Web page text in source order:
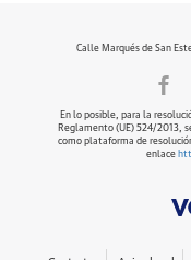
Calle Marqués de San
En lo posible, para la
Reglamento (UE) 524/2013,
como plataforma de
enlace